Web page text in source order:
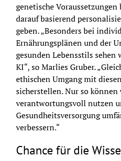
genetische
darauf basierend
geben. „Besonders bei
Ernährungsplänen und der
gesunden Lebensstils sehen
KI“, so Marlies Gruber.
ethischen Umgang mit
sicherstellen. Nur so können
verantwortungsvoll nutzen
Gesundheitsversorgung
verbessern.“
Chance für die